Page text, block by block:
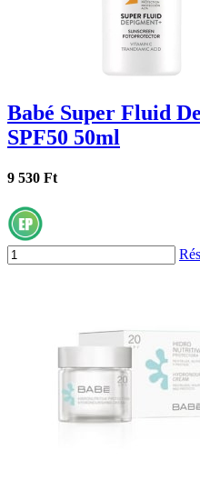
Babé Super Fluid
SPF50 50ml
9 530 Ft